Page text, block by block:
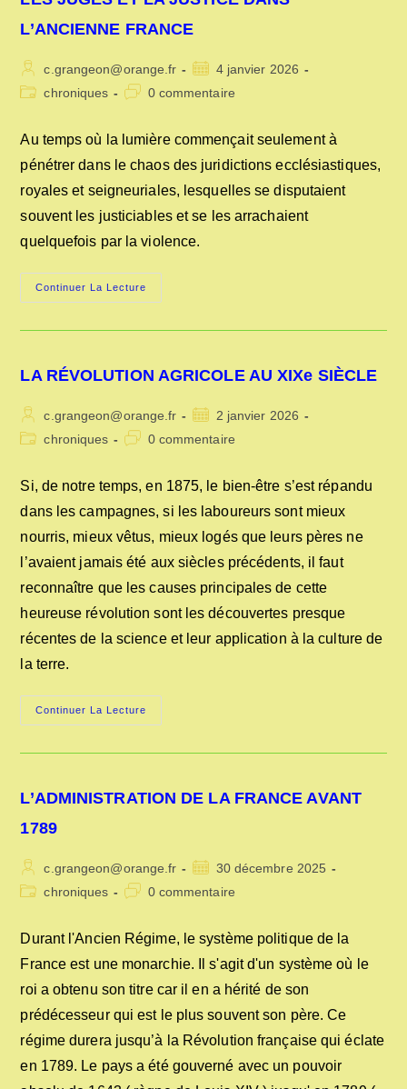
L’ANCIENNE FRANCE
Auteur/autrice
de
c.grangeon@orange.fr
Publication
publiée :
4 janvier 2026
Postchroniques
Commentaires
publication :
0 commentaire
Au temps où la lumière commençait seulement à
pénétrer dans le chaos des juridictions ecclésiastiques,
royales et seigneuriales, lesquelles se disputaient
souvent les justiciables et se les arrachaient
quelquefois par la violence.
Continuer La Lecture
JUGES
FRANCE
LA RÉVOLUTION AGRICOLE AU XIXe SIÈCLE
Auteur/autrice
de
c.grangeon@orange.fr
Publication
publiée :
2 janvier 2026
Postchroniques
Commentaires
publication :
0 commentaire
Si, de notre temps, en 1875, le bien-être s’est répandu
dans les campagnes, si les laboureurs sont mieux
nourris, mieux vêtus, mieux logés que leurs pères ne
l’avaient jamais été aux siècles précédents, il faut
reconnaître que les causes principales de cette
heureuse révolution sont les découvertes presque
récentes de la science et leur application à la culture de
la terre.
Continuer La Lecture
RÉVOLUTION
L’ADMINISTRATION DE LA FRANCE AVANT
1789
Auteur/autrice
de
c.grangeon@orange.fr
Publication
publiée :
30 décembre 2025
Postchroniques
Commentaires
publication :
0 commentaire
Durant l'Ancien Régime, le système politique de la
France est une monarchie. Il s'agit d'un système où le
roi a obtenu son titre car il en a hérité de son
prédécesseur qui est le plus souvent son père. Ce
régime durera jusqu’à la Révolution française qui éclate
en 1789. Le pays a été gouverné avec un pouvoir